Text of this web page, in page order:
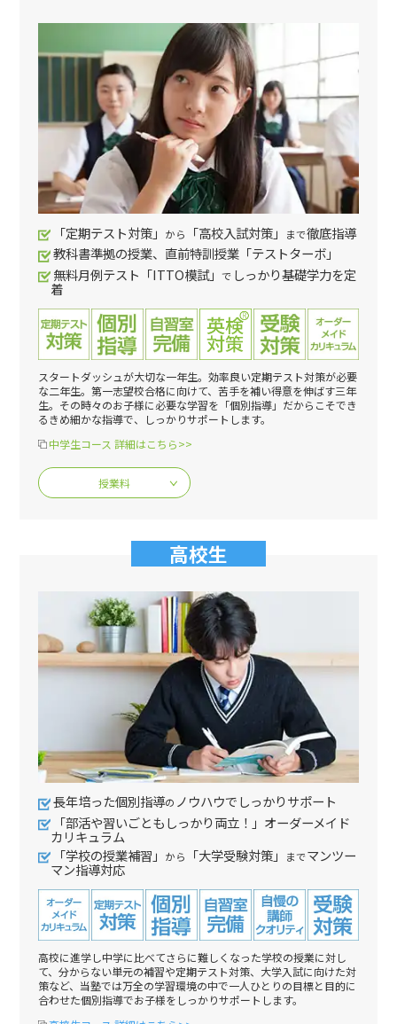
「定期テスト対策」 から 「高校入試対策」 まで徹底指導
教科書準拠の授業、直前特訓授業「テストターボ」
無料月例テスト「ITTO模試」 で しっかり基礎学力を定
着
スタートダッシュが大切な一年生。効率良い定期テスト対策が必要
な二年生。第一志望校合格に向けて、苦手を補い得意を伸ばす三年
生。その時々のお子様に必要な学習を「個別指導」だからこそでき
るきめ細かな指導で、しっかりサポートします。
中学生コース 詳細はこちら>>
授業料
高校生
長年培った個別指導の ノウハウでしっかりサポート
「部活や習いごともしっかり両立！」オーダーメイド
カリキュラム
「学校の授業補習」
から 「大学受験対策」 までマンツー
マン指導対応
高校に進学し中学に比べてさらに難しくなった学校の授業に対し
て、分からない単元の補習や定期テスト対策、大学入試に向けた対
策など、当塾では万全の学習環境の中で一人ひとりの目標と目的に
合わせた個別指導でお子様をしっかりサポートします。